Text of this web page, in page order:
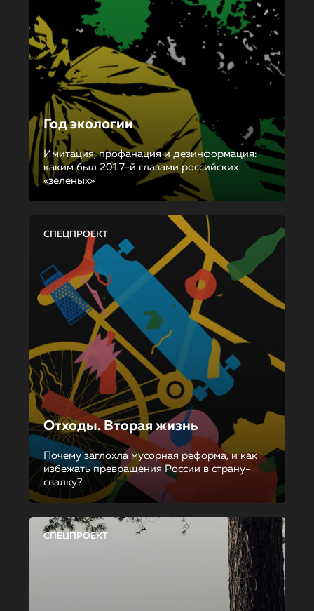
Год экологии
Имитация, профанация и дезинформация:
каким был 2017-й глазами российских
«зеленых»
СПЕЦПРОЕКТ
Отходы. Вторая жизнь
Почему заглохла мусорная реформа, и как
избежать превращения России в страну-
свалку?
СПЕЦПРОЕКТ